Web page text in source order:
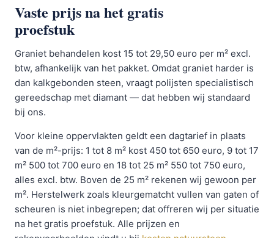
Vaste prijs na het gratis
proefstuk
Graniet behandelen kost 15 tot 29,50 euro per m² excl.
btw, afhankelijk van het pakket. Omdat graniet harder is
dan kalkgebonden steen, vraagt polijsten specialistisch
gereedschap met diamant — dat hebben wij standaard
bij ons.
Voor kleine oppervlakten geldt een dagtarief in plaats
van de m²-prijs: 1 tot 8 m² kost 450 tot 650 euro, 9 tot 17
m² 500 tot 700 euro en 18 tot 25 m² 550 tot 750 euro,
alles excl. btw. Boven de 25 m² rekenen wij gewoon per
m². Herstelwerk zoals kleurgematcht vullen van gaten of
scheuren is niet inbegrepen; dat offreren wij per situatie
na het gratis proefstuk. Alle prijzen en